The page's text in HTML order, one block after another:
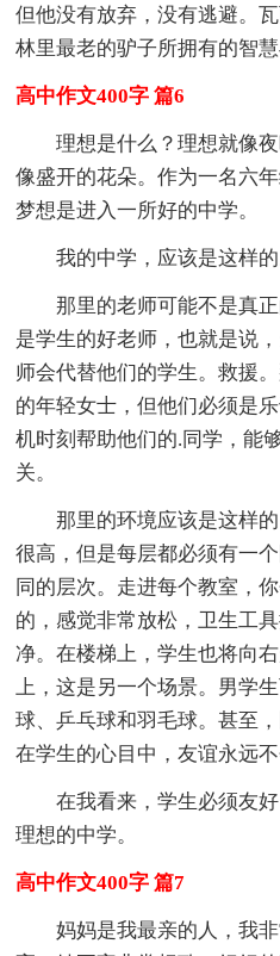
但他没有放弃，没有逃避。
林里最老的驴子所拥有的智慧
高中作文400字 篇6
理想是什么？理想就像夜
像盛开的花朵。作为一名六
梦想是进入一所好的中学。
我的中学，应该是这样的
那里的老师可能不是真正
是学生的好老师，也就是说
师会代替他们的学生。救援
的年轻女士，但他们必须是
机时刻帮助他们的.同学，能
关。
那里的环境应该是这样的
很高，但是每层都必须有一
同的层次。走进每个教室，
的，感觉非常放松，卫生工
净。在楼梯上，学生也将向
上，这是另一个场景。男学
球、乒乓球和羽毛球。甚至
在学生的心目中，友谊永远
在我看来，学生必须友好
理想的中学。
高中作文400字 篇7
妈妈是我最亲的人，我非